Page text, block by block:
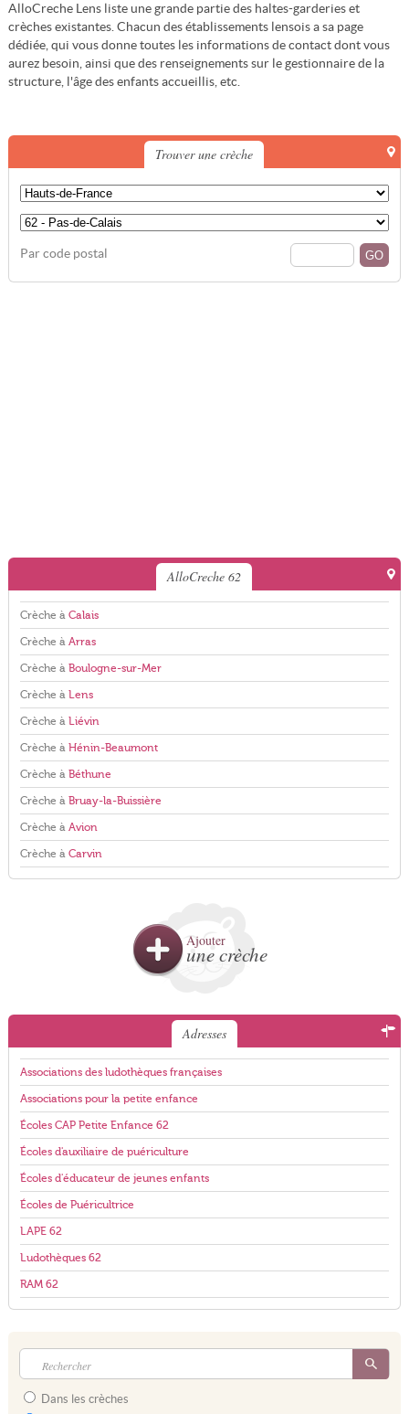
AlloCreche Lens liste une grande partie des haltes-garderies et
crèches existantes. Chacun des établissements lensois a sa page
dédiée, qui vous donne toutes les informations de contact dont vous
aurez besoin, ainsi que des renseignements sur le gestionnaire de la
structure, l'âge des enfants accueillis, etc.
Trouver une crèche
Par code postal
AlloCreche 62
Crèche à Calais
Crèche à Arras
Crèche à Boulogne-sur-Mer
Crèche à Lens
Crèche à Liévin
Crèche à Hénin-Beaumont
Crèche à Béthune
Crèche à Bruay-la-Buissière
Crèche à Avion
Crèche à Carvin
Ajouter
une crèche
Adresses
Associations des ludothèques françaises
Associations pour la petite enfance
Écoles CAP Petite Enfance 62
Écoles d'auxiliaire de puériculture
Écoles d'éducateur de jeunes enfants
Écoles de Puéricultrice
LAPE 62
Ludothèques 62
RAM 62
Dans les crèches